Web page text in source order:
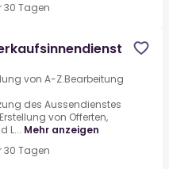
30 Tagen
von A-Z.Bearbeitung
des Aussendienstes
von Offerten,
L... Mehr anzeigen
30 Tagen